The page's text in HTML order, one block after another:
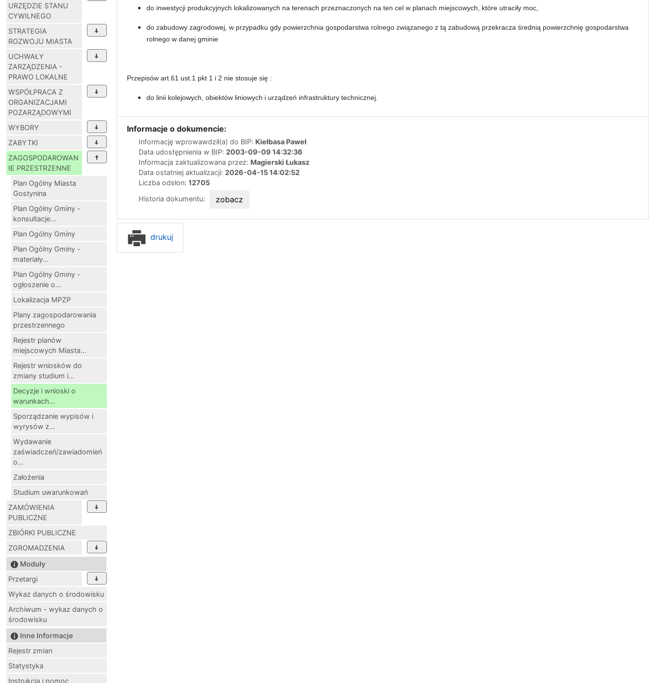
URZĘDZIE STANU
CYWILNEGO
STRATEGIA
ROZWOJU MIASTA
UCHWAŁY
ZARZĄDZENIA -
PRAWO LOKALNE
WSPÓŁPRACA Z
ORGANIZACJAMI
POZARZĄDOWYMI
WYBORY
ZABYTKI
ZAGOSPODAROWAN
IE PRZESTRZENNE
Plan Ogólny Miasta
Gostynina
Plan Ogólny Gminy -
konsultacje...
Plan Ogólny Gminy
Plan Ogólny Gminy -
materiały...
Plan Ogólny Gminy -
ogłoszenie o...
Lokalizacja MPZP
Plany zagospodarowania
przestrzennego
Rejestr planów
miejscowych Miasta...
Rejestr wniosków do
zmiany studium i...
Decyzje i wnioski o
warunkach...
Sporządzanie wypisów i
wyrysów z...
Wydawanie
zaświadczeń/zawiadomień
o...
Założenia
Studium uwarunkowań
ZAMÓWIENIA
PUBLICZNE
ZBIÓRKI PUBLICZNE
ZGROMADZENIA
Moduły
Przetargi
Wykaz danych o środowisku
Archiwum - wykaz danych o
środowisku
Inne Informacje
Rejestr zmian
Statystyka
Instrukcja i pomoc
do inwestycji produkcyjnych lokalizowanych na terenach przeznaczonych na ten cel w planach miejscowych, które utraciły moc,
do zabudowy zagrodowej, w przypadku gdy powierzchnia gospodarstwa rolnego związanego z tą zabudową przekracza średnią powierzchnię gospodarstwa
rolnego w danej gminie
Przepisów art.61 ust.1 pkt 1 i 2 nie stosuje się :
do linii kolejowych, obiektów liniowych i urządzeń infrastruktury technicznej.
Informacje o dokumencie:
Informację wprowawdził(a) do BIP: Kiełbasa Paweł
Data udostępnienia w BIP: 2003-09-09 14:32:36
Informacja zaktualizowana przez: Magierski Łukasz
Data ostatniej aktualizacji: 2026-04-15 14:02:52
Liczba odsłon: 12705
Historia dokumentu:
zobacz
drukuj